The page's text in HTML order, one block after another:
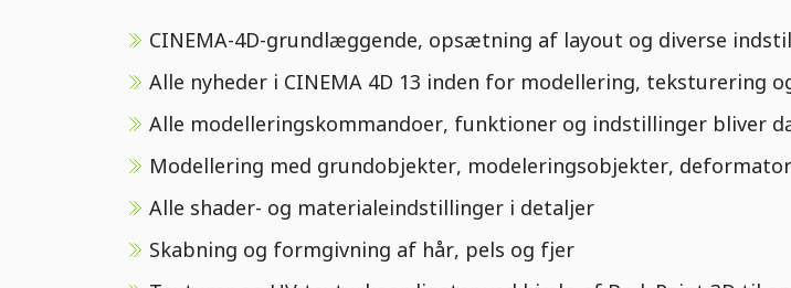
CINEMA-4D-grundlæggende, opsætning af layout og diverse
Alle nyheder i CINEMA 4D 13 inden for modellering,
Alle modelleringskommandoer, funktioner og indstillinger bliver
Modellering med grundobjekter, modeleringsobjekter,
Alle shader- og materialeindstillinger i detaljer
Skabning og formgivning af hår, pels og fjer